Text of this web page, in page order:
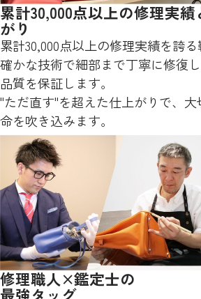
累計30,000点以上の修理実
がり
累計30,000点以上の修理実績を誇
確かな技術で細部まで丁寧に修復
品質を保証します。
"ただ直す"を超えた仕上がりで、
命を吹き込みます。
修理職人×鑑定士の
最強タッグ